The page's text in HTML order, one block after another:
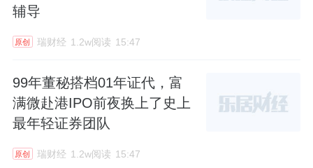
辅导
原创 瑞财经 1.2w阅读 15:47
99年董秘搭档01年证代，富
满微赴港IPO前夜换上了史上
最年轻证券团队
原创 瑞财经 1.2w阅读 15:47